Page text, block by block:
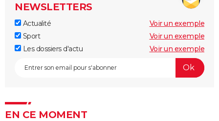
NEWSLETTERS
Actualité
Voir un exemple
Sport
Voir un exemple
Les dossiers d'actu
Voir un exemple
EN CE MOMENT